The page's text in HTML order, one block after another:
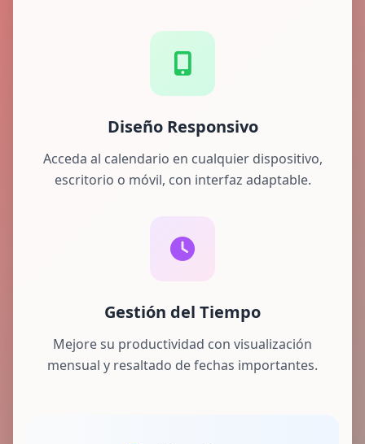
Diseño Responsivo
Acceda al calendario en cualquier dispositivo,
escritorio o móvil, con interfaz adaptable.
Gestión del Tiempo
Mejore su productividad con visualización
mensual y resaltado de fechas importantes.